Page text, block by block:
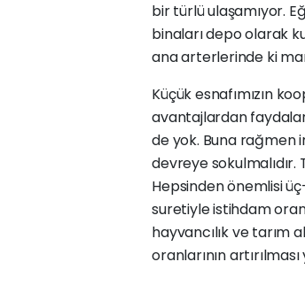
bir türlü ulaşamıyor.
binaları depo olarak
ana arterlerinde ki
Küçük esnafımızın
avantajlardan
de yok. Buna rağmen
devreye sokulmalıdır.
Hepsinden önemlisi
suretiyle istihdam
hayvancılık ve tarım
oranlarının